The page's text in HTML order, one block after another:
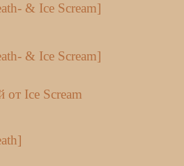
& Ice Scream]
& Ice Scream]
от Ice Scream